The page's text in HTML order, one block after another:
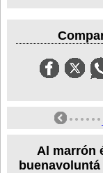
Al marrón